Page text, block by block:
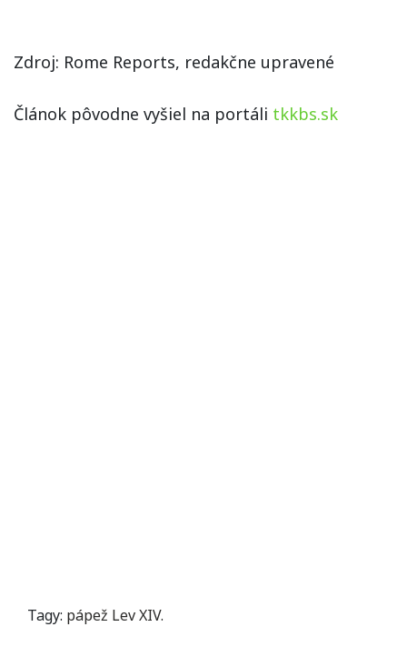
Zdroj: Rome Reports, redakčne upravené
Článok pôvodne vyšiel na portáli tkkbs.sk
Tagy: pápež Lev XIV.